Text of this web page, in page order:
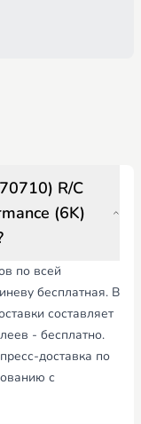
R/C
(6K)
по всей
бесплатная. В
составляет
- бесплатно.
доставка по
с